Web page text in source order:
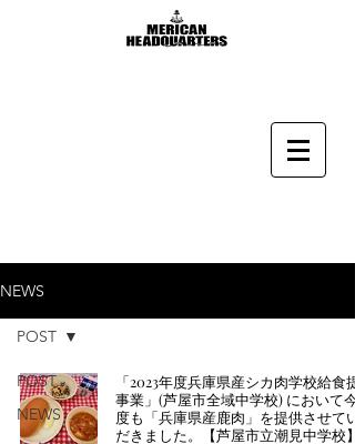
NEWS
POST
NEWS
POST
「2023年度兵庫県産シカ肉学校給食
事業」(芦屋市全域中学校) において今
度も「兵庫県産鹿肉」を提供させてい
だきました。【芦屋市立潮見中学校】